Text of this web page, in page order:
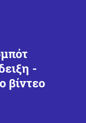
-
βίντεο